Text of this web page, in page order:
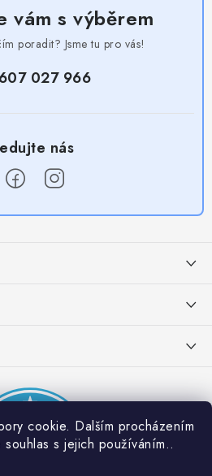
cookie. Dalším procházením
s jejich používáním..
vám s výběrem
poradit? Jsme tu pro vás!
607 027 966